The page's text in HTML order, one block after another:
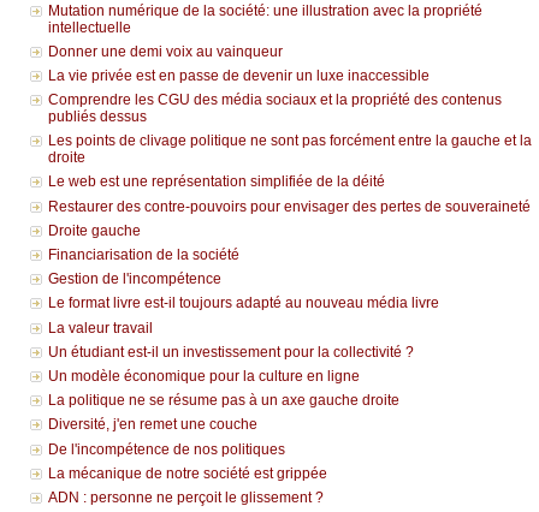
Mutation numérique de la société: une illustration avec la propriété
intellectuelle
Donner une demi voix au vainqueur
La vie privée est en passe de devenir un luxe inaccessible
Comprendre les CGU des média sociaux et la propriété des contenus
publiés dessus
Les points de clivage politique ne sont pas forcément entre la gauche et la
droite
Le web est une représentation simplifiée de la déité
Restaurer des contre-pouvoirs pour envisager des pertes de souveraineté
Droite gauche
Financiarisation de la société
Gestion de l'incompétence
Le format livre est-il toujours adapté au nouveau média livre
La valeur travail
Un étudiant est-il un investissement pour la collectivité ?
Un modèle économique pour la culture en ligne
La politique ne se résume pas à un axe gauche droite
Diversité, j'en remet une couche
De l'incompétence de nos politiques
La mécanique de notre société est grippée
ADN : personne ne perçoit le glissement ?